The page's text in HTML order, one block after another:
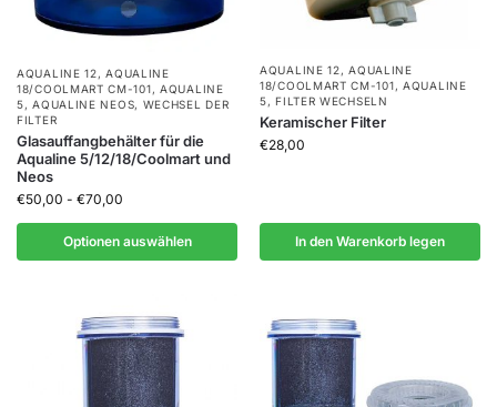
AQUALINE 12,AQUALINE
18/COOLMART CM-101,AQUALINE
5,AQUALINE NEOS, WECHSEL DER
FILTER
Glasauffangbehälter für die
Aqualine 5/12/18/Coolmart und
Neos
€50,00 - €70,00
Optionen auswählen
AQUALINE 12,AQUALINE
18/COOLMART CM-101,AQUALINE
5,FILTER WECHSELN
Keramischer Filter
€28,00
In den Warenkorb legen